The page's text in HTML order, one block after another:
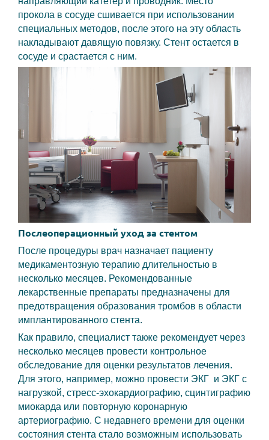
прокола в сосуде сшивается при использовании
специальных методов, после этого на эту область
накладывают давящую повязку. Стент остается в
сосуде и срастается с ним.
Послеоперационный уход за стентом
После процедуры врач назначает пациенту
медикаментозную терапию длительностью в
несколько месяцев. Рекомендованные
лекарственные препараты предназначены для
предотвращения образования тромбов в области
имплантированного стента.
Как правило, специалист также рекомендует через
несколько месяцев провести контрольное
обследование для оценки результатов лечения.
Для этого, например, можно провести ЭКГ и ЭКГ с
нагрузкой, стресс-эхокардиографию, сцинтиграфию
миокарда или повторную коронарную
артериографию. С недавнего времени для оценки
состояния стента стало возможным использовать